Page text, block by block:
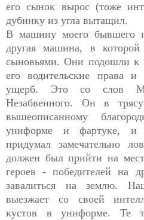
его сынок вырос (тоже
дубинку из угла вытащил.
В машину моего бывшего
другая машина, в
сыновьями. Они подошли к
его водительские права и
ущерб. Это со слов
Незабвенного. Он в
вышеописанному
униформе и фартуке, и
придумал замечательно
должен был прийти на
героев - победителей на
завалиться на землю.
выезжает со своей
кустов в униформе. Те